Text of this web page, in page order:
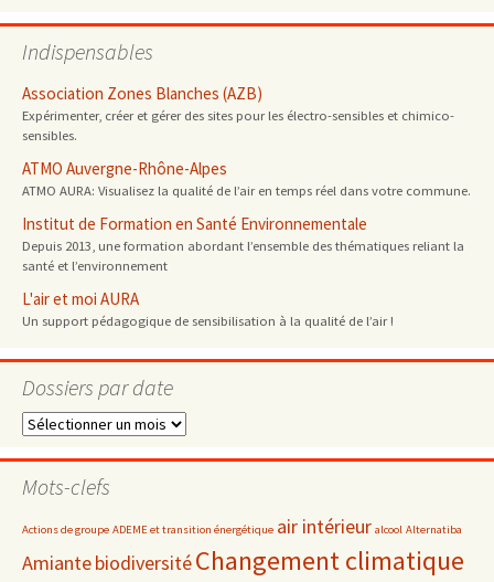
Indispensables
Association Zones Blanches (AZB)
Expérimenter, créer et gérer des sites pour les électro-sensibles et chimico-
sensibles.
ATMO Auvergne-Rhône-Alpes
ATMO AURA: Visualisez la qualité de l’air en temps réel dans votre commune.
Institut de Formation en Santé Environnementale
Depuis 2013, une formation abordant l’ensemble des thématiques reliant la
santé et l’environnement
L'air et moi AURA
Un support pédagogique de sensibilisation à la qualité de l’air !
Dossiers par date
Dossiers
date
Mots-clefs
Actions de groupe ADEME et transition énergétique air intérieur alcool Alternatiba
AmiantebiodiversitéChangement climatique